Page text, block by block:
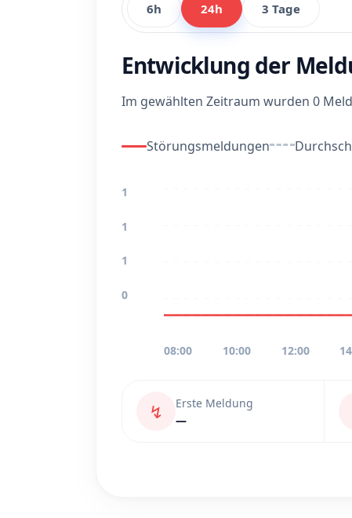
6h 24h 3 Tage
Entwicklung der
Im gewählten Zeitraum wurden 0
Störungsmeldungen
1
1
1
0
08:00 10:00 12:00
↯
Erste Meldung
—